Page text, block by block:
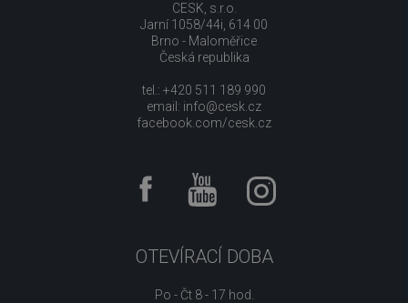
CESK, s.r.o.
Jarní 1058/44i, 614 00
Brno - Maloměřice
Česká republika
tel.: +420 511 189 990
email: info@cesk.cz
facebook.com/cesk.cz
OTEVÍRACÍ DOBA
Po - Čt 8 - 17 hod.